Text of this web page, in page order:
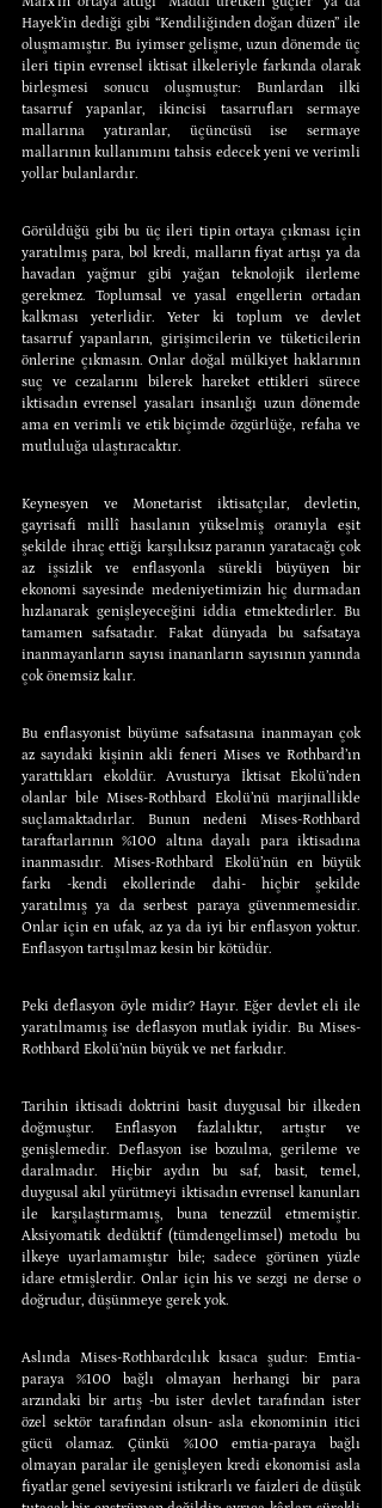
Hayek’in dediği gibi “Kendiliğinden doğan düzen” ile
oluşmamıştır. Bu iyimser gelişme, uzun dönemde üç
ileri tipin evrensel iktisat ilkeleriyle farkında olarak
birleşmesi sonucu oluşmuştur: Bunlardan ilki
tasarruf yapanlar, ikincisi tasarrufları sermaye
mallarına yatıranlar, üçüncüsü ise sermaye
mallarının kullanımını tahsis edecek yeni ve verimli
yollar bulanlardır.
Görüldüğü gibi bu üç ileri tipin ortaya çıkması için
yaratılmış para, bol kredi, malların fiyat artışı ya da
havadan yağmur gibi yağan teknolojik ilerleme
gerekmez. Toplumsal ve yasal engellerin ortadan
kalkması yeterlidir. Yeter ki toplum ve devlet
tasarruf yapanların, girişimcilerin ve tüketicilerin
önlerine çıkmasın. Onlar doğal mülkiyet haklarının
suç ve cezalarını bilerek hareket ettikleri sürece
iktisadın evrensel yasaları insanlığı uzun dönemde
ama en verimli ve etik biçimde özgürlüğe, refaha ve
mutluluğa ulaştıracaktır.
Keynesyen ve Monetarist iktisatçılar, devletin,
gayrisafi millî hasılanın yükselmiş oranıyla eşit
şekilde ihraç ettiği karşılıksız paranın yaratacağı çok
az işsizlik ve enflasyonla sürekli büyüyen bir
ekonomi sayesinde medeniyetimizin hiç durmadan
hızlanarak genişleyeceğini iddia etmektedirler. Bu
tamamen safsatadır. Fakat dünyada bu safsataya
inanmayanların sayısı inananların sayısının yanında
çok önemsiz kalır.
Bu enflasyonist büyüme safsatasına inanmayan çok
az sayıdaki kişinin akli feneri Mises ve Rothbard’ın
yarattıkları ekoldür. Avusturya İktisat Ekolü’nden
olanlar bile Mises-Rothbard Ekolü’nü marjinallikle
suçlamaktadırlar. Bunun nedeni Mises-Rothbard
taraftarlarının %100 altına dayalı para iktisadına
inanmasıdır. Mises-Rothbard Ekolü’nün en büyük
farkı -kendi ekollerinde dahi- hiçbir şekilde
yaratılmış ya da serbest paraya güvenmemesidir.
Onlar için en ufak, az ya da iyi bir enflasyon yoktur.
Enflasyon tartışılmaz kesin bir kötüdür.
Peki deflasyon öyle midir? Hayır. Eğer devlet eli ile
yaratılmamış ise deflasyon mutlak iyidir. Bu Mises-
Rothbard Ekolü’nün büyük ve net farkıdır.
Tarihin iktisadi doktrini basit duygusal bir ilkeden
doğmuştur. Enflasyon fazlalıktır, artıştır ve
genişlemedir. Deflasyon ise bozulma, gerileme ve
daralmadır. Hiçbir aydın bu saf, basit, temel,
duygusal akıl yürütmeyi iktisadın evrensel kanunları
ile karşılaştırmamış, buna tenezzül etmemiştir.
Aksiyomatik dedüktif (tümdengelimsel) metodu bu
ilkeye uyarlamamıştır bile; sadece görünen yüzle
idare etmişlerdir. Onlar için his ve sezgi ne derse o
doğrudur, düşünmeye gerek yok.
Aslında Mises-Rothbardcılık kısaca şudur: Emtia-
paraya %100 bağlı olmayan herhangi bir para
arzındaki bir artış -bu ister devlet tarafından ister
özel sektör tarafından olsun- asla ekonominin itici
gücü olamaz. Çünkü %100 emtia-paraya bağlı
olmayan paralar ile genişleyen kredi ekonomisi asla
fiyatlar genel seviyesini istikrarlı ve faizleri de düşük